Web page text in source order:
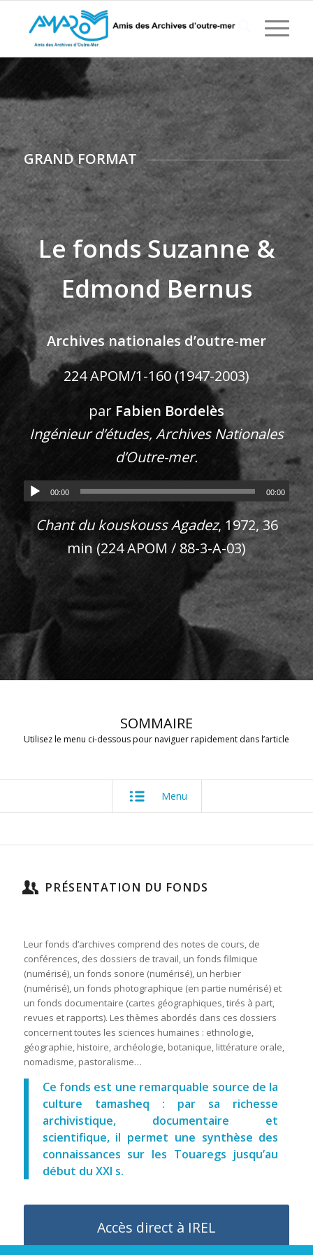
GRAND FORMAT
Le fonds Suzanne &
Edmond Bernus
Archives nationales d’outre-mer
224 APOM/1-160 (1947-2003)
par Fabien Bordelès
Ingénieur d’études, Archives Nationales
d’Outre-mer.
00:00 00:00
Chant du kouskouss Agadez, 1972, 36
min (224 APOM / 88-3-A-03)
SOMMAIRE
Utilisez le menu ci-dessous pour naviguer rapidement dans l’article
Menu
PRÉSENTATION DU FONDS
Leur fonds d’archives comprend des notes de cours, de
conférences, des dossiers de travail, un fonds filmique
(numérisé), un fonds sonore (numérisé), un herbier
(numérisé), un fonds photographique (en partie numérisé) et
un fonds documentaire (cartes géographiques, tirés à part,
revues et rapports). Les thèmes abordés dans ces dossiers
concernent toutes les sciences humaines : ethnologie,
géographie, histoire, archéologie, botanique, littérature orale,
nomadisme, pastoralisme…
Ce fonds est une remarquable source de la
culture tamasheq : par sa richesse
archivistique, documentaire et
scientifique, il permet une synthèse des
connaissances sur les Touaregs jusqu’au
début du XXI s.
Accès direct à IREL